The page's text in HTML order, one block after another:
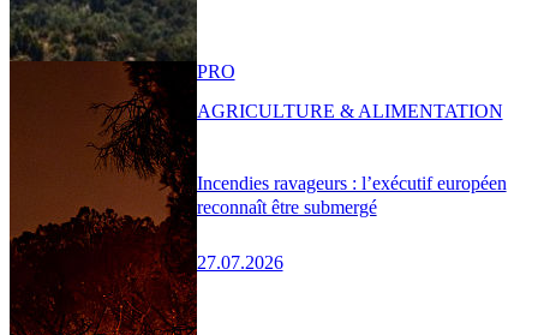
Incendies ravageurs : l’exécutif européen
reconnaît être submergé
27.07.2026
PRO
AGRICULTURE & ALIMENTATION